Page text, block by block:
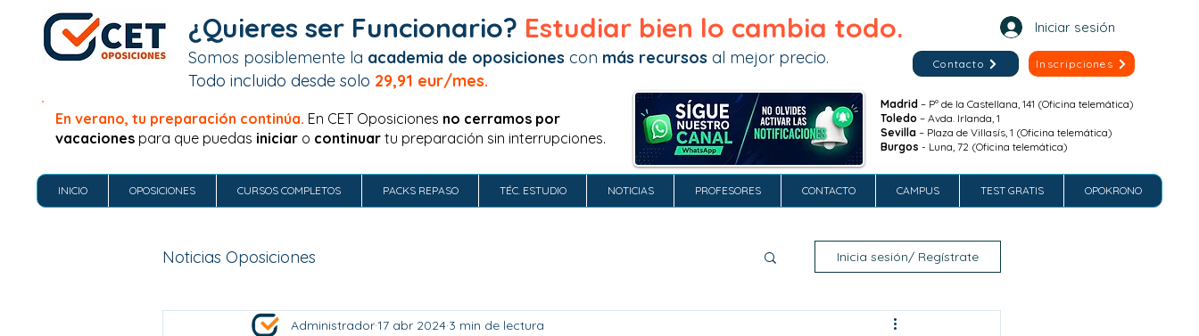
¿Quieres ser Funcionario? Estudiar bien lo cambia todo.
Somos posiblemente la academia de oposiciones con más recursos al mejor precio.
Todo incluido desde solo 29,91 eur/mes.
Inscripciones
Contacto
Iniciar sesión
En verano, tu preparación continúa. En CET Oposiciones no cerramos por
vacaciones para que puedas iniciar o continuar tu preparación sin interrupciones.
Madrid – Pº de la Castellana, 141 (Oficina telemática)
Toledo – Avda. Irlanda, 1
Sevilla – Plaza de Villasís, 1 (Oficina telemática)
Burgos - Luna, 72 (Oficina telemática)
INICIO OPOSICIONES CURSOS COMPLETOS PACKS REPASO TÉC. ESTUDIO NOTICIAS PROFESORES CONTACTO CAMPUS TEST GRATIS OPOKRONO
Noticias Oposiciones Inicia sesión/ Regístrate
Administrador17 abr 2024 3 min de lectura